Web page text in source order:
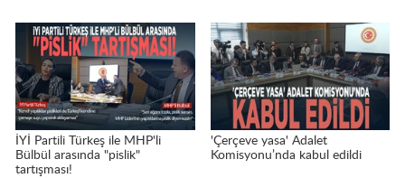
İYİ Partili Türkeş ile MHP'li
Bülbül arasında "pislik"
tartışması!
'Çerçeve yasa' Adalet
Komisyonu’nda kabul edildi